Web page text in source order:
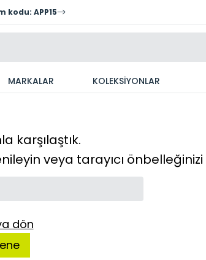
kodu: APP15
MARKALAR KOLEKSİYONLAR
karşılaştık.
veya tarayıcı
dön